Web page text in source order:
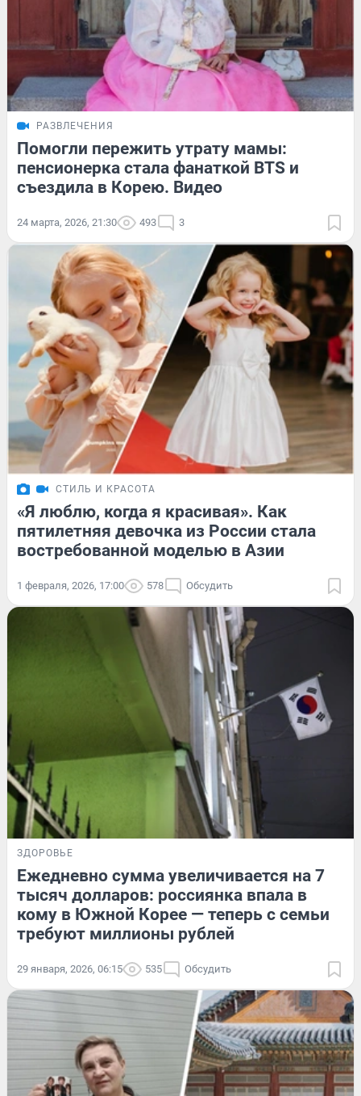
РАЗВЛЕЧЕНИЯ
Помогли пережить утрату мамы:
пенсионерка стала фанаткой BTS и
съездила в Корею. Видео
24 марта, 2026, 21:30 493 3
СТИЛЬ И КРАСОТА
«Я люблю, когда я красивая». Как
пятилетняя девочка из России стала
востребованной моделью в Азии
1 февраля, 2026, 17:00 578 Обсудить
ЗДОРОВЬЕ
Ежедневно сумма увеличивается на 7
тысяч долларов: россиянка впала в
кому в Южной Корее — теперь с семьи
требуют миллионы рублей
29 января, 2026, 06:15 535 Обсудить